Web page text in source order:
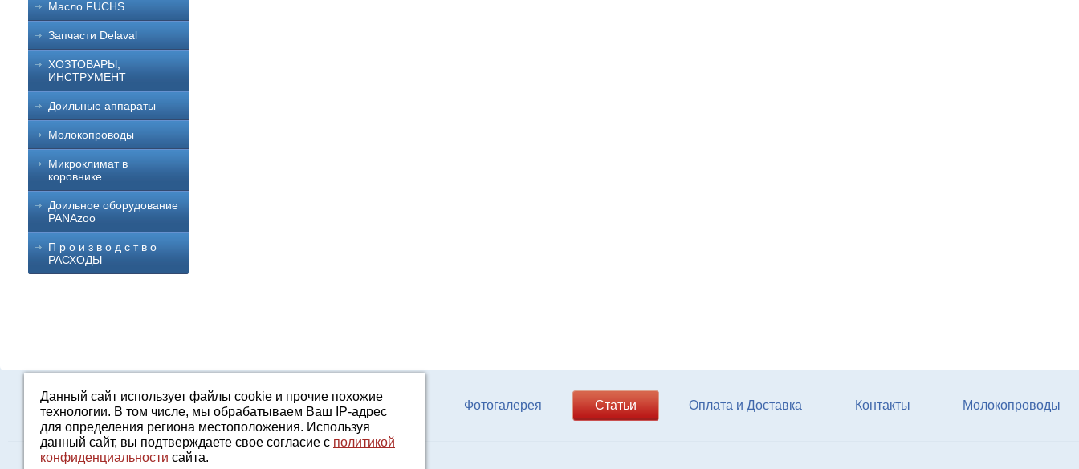
Масло FUCHS
Запчасти Delaval
ХОЗТОВАРЫ,
ИНСТРУМЕНТ
Доильные аппараты
Молокопроводы
Микроклимат в
коровнике
Доильное оборудование
PANAzoo
П р о и з в о д с т в о
РАСХОДЫ
Каталог О компании Строительство ферм КРС Фотогалерея Статьи Оплата и Доставка Контакты Молокопроводы
Данный сайт использует файлы cookie и прочие похожие
технологии. В том числе, мы обрабатываем Ваш IP-адрес
для определения региона местоположения. Используя
данный сайт, вы подтверждаете свое согласие с политикой
конфиденциальности сайта.